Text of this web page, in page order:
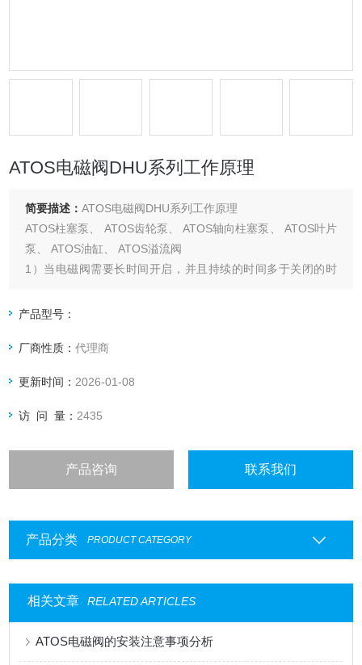
ATOS电磁阀DHU系列工作原理
简要描述：ATOS电磁阀DHU系列工作原理
ATOS柱塞泵、 ATOS齿轮泵、 ATOS轴向柱塞泵、 ATOS叶片
泵、 ATOS油缸、 ATOS溢流阀
1）当电磁阀需要长时间开启，并且持续的时间多于关闭的时
2）要是开启的时间短或开和关的时间不多时，则选常闭型；
产品型号：
厂商性质：代理商
更新时间： 2026-01-08
访 问 量： 2435
产品咨询 联系我们
产品分类 PRODUCT CATEGORY
相关文章 RELATED ARTICLES
ATOS电磁阀的安装注意事项分析